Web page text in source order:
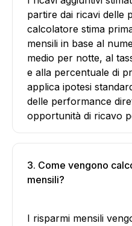
partire dai ricavi delle
calcolatore stima
mensili in base al
medio per notte, al
e alla percentuale di
applica ipotesi
delle performance
opportunità di ricavo
3. Come vengono
mensili?
I risparmi mensili